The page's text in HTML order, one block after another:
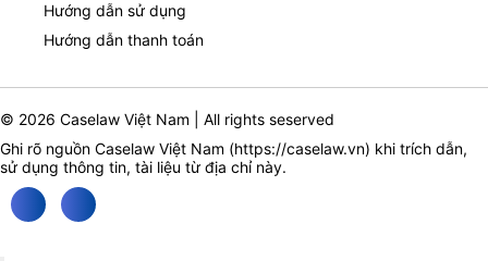
Hướng dẫn sử dụng
Hướng dẫn thanh toán
© 2026 Caselaw Việt Nam | All rights seserved
Ghi rõ nguồn Caselaw Việt Nam (https://caselaw.vn) khi trích dẫn,
sử dụng thông tin, tài liệu từ địa chỉ này.